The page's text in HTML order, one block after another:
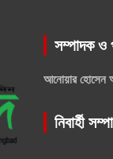
সম্পাদক ও
আনোয়ার হোসেন
নিবার্হী